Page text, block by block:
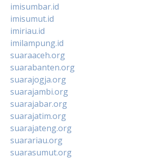
imisumbar.id
imisumut.id
imiriau.id
imilampung.id
suaraaceh.org
suarabanten.org
suarajogja.org
suarajambi.org
suarajabar.org
suarajatim.org
suarajateng.org
suarariau.org
suarasumut.org